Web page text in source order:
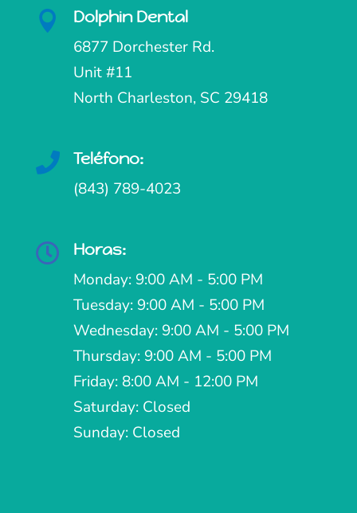
 Dolphin Dental
6877 Dorchester Rd.
Unit #11
North Charleston, SC 29418
 Teléfono:
(843) 789-4023
 Horas:
Monday: 9:00 AM - 5:00 PM
Tuesday: 9:00 AM - 5:00 PM
Wednesday: 9:00 AM - 5:00 PM
Thursday: 9:00 AM - 5:00 PM
Friday: 8:00 AM - 12:00 PM
Saturday: Closed
Sunday: Closed